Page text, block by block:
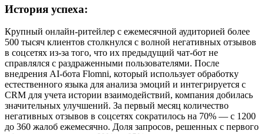
История успеха:
Крупный онлайн-ритейлер с ежемесячной аудиторией более
500 тысяч клиентов столкнулся с волной негативных отзывов
в соцсетях из-за того, что их предыдущий чат-бот не
справлялся с раздраженными пользователями. После
внедрения AI-бота Flomni, который использует обработку
естественного языка для анализа эмоций и интегрируется с
CRM для учета истории взаимодействий, компания добилась
значительных улучшений. За первый месяц количество
негативных отзывов в соцсетях сократилось на 70% — с 1200
до 360 жалоб ежемесячно. Доля запросов, решенных с первого